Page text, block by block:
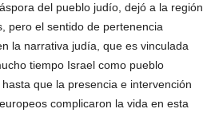
del pueblo judío, dejó a la región
pero el sentido de pertenencia
la narrativa judía, que es vinculada
tiempo Israel como pueblo
que la presencia e intervención
complicaron la vida en esta